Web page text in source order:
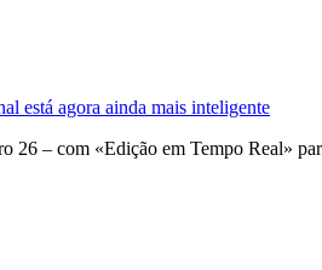
está agora ainda mais inteligente
26 – com «Edição em Tempo Real»